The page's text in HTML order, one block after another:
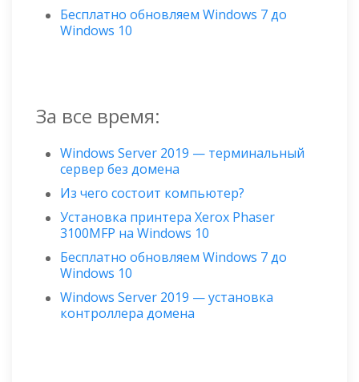
Бесплатно обновляем Windows 7 до
Windows 10
За все время:
Windows Server 2019 — терминальный
сервер без домена
Из чего состоит компьютер?
Установка принтера Xerox Phaser
3100MFP на Windows 10
Бесплатно обновляем Windows 7 до
Windows 10
Windows Server 2019 — установка
контроллера домена